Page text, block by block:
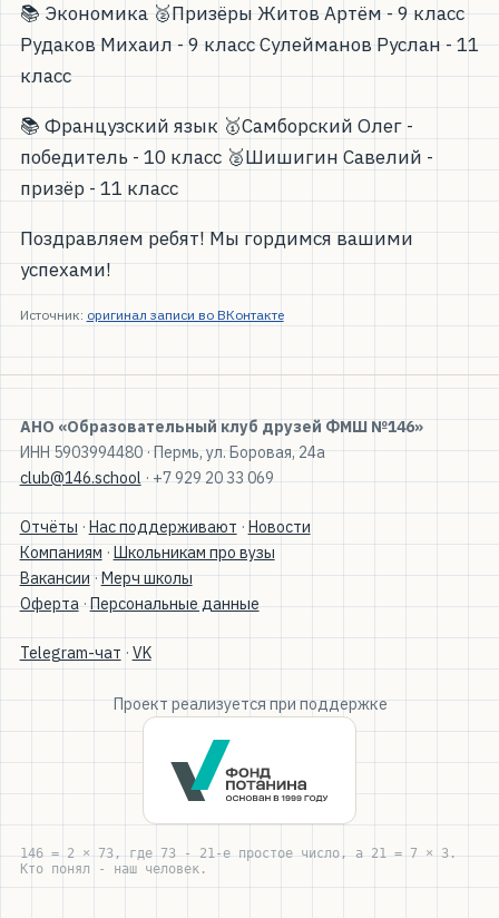
📚 Экономика 🥈Призёры Житов Артём - 9 класс
Рудаков Михаил - 9 класс Сулейманов Руслан - 11
класс
📚 Французский язык 🥇Самборский Олег -
победитель - 10 класс 🥈Шишигин Савелий -
призёр - 11 класс
Поздравляем ребят! Мы гордимся вашими
успехами!
Источник: оригинал записи во ВКонтакте
АНО «Образовательный клуб друзей ФМШ №146»
ИНН 5903994480 · Пермь, ул. Боровая, 24а
club@146.school · +7 929 20 33 069
Отчёты · Нас поддерживают · Новости
Компаниям · Школьникам про вузы
Вакансии · Мерч школы
Оферта· Персональные данные
Telegram-чат · VK
Проект реализуется при поддержке
146 = 2 × 73, где 73 - 21-е простое число, а 21 = 7 × 3.
Кто понял - наш человек.